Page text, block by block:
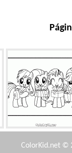
Regalos para
ColorKid.net ©